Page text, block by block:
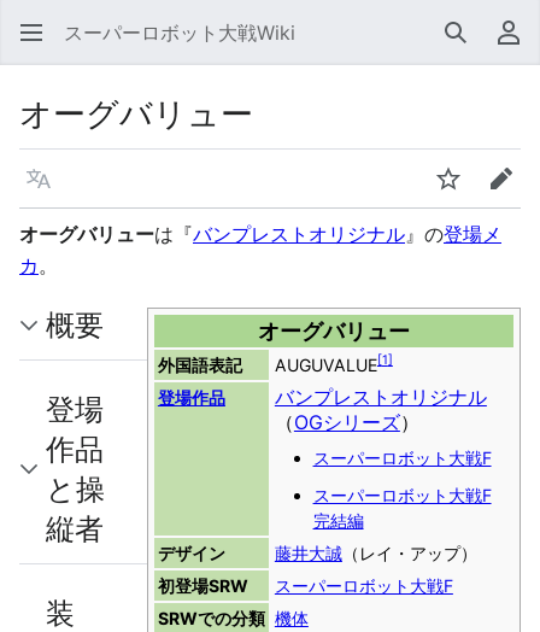
スーパーロボット大戦Wiki 検索 利
オーグバリュー
言語 ウォッチ編集
オーグバリューは『バンプレストオリジナル』の登場メ
カ。
オーグバリュー
外国語表記 AUGUVALUE[1
登場作品
バンプレストオリジナル
（OGシリーズ）
スーパーロボット大戦F
スーパーロボット大戦F
完結編
デザイン
藤井大誠（レイ・アップ）
初登場SRW
スーパーロボット大戦F
SRWでの分類 機体
概要
登場
作品
と操
縦者
装